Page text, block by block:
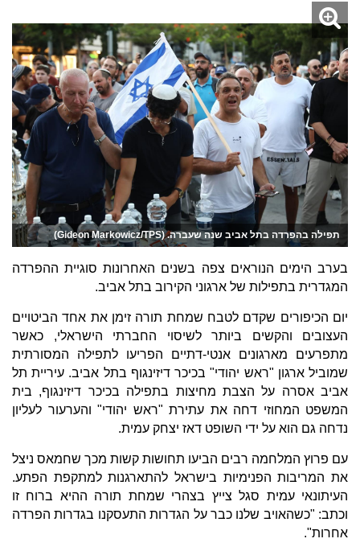
תפילה בהפרדה בתל אביב שנה שעברה. (Gideon Markowicz/TPS)
בערב הימים הנוראים צפה בשנים האחרונות סוגיית ההפרדה
המגדרית בתפילות של ארגוני הקירוב בתל אביב.
יום הכיפורים שקדם לטבח שמחת תורה זימן את אחד הביטויים
העצובים והקשים ביותר לשיסוי החברתי הישראלי, כאשר
מתפרעים מארגונים אנטי-דתיים הפריעו לתפילה המסורתית
שמוביל ארגון "ראש יהודי" בכיכר דיזינגוף בתל אביב. עיריית תל
אביב אסרה על הצבת מחיצות בתפילה בכיכר דיזינגוף, בית
המשפט המחוזי דחה את עתירת "ראש יהודי" והערעור לעליון
נדחה גם הוא על ידי השופט דאז יצחק עמית.
עם פרוץ המלחמה רבים הביעו תחושות קשות מכך שחמאס ניצל
את המריבות הפנימיות בישראל להתארגנות למתקפת הפתע.
העיתונאי עמית סגל צייץ בצהרי שמחת תורה ההיא ברוח זו
וכתב: "כשהאויב שלנו כבר על הגדרות התעסקנו בגדרות הפרדה
אחרות".